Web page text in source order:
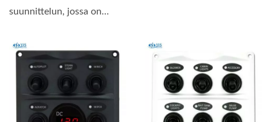
suunnittelun, jossa on